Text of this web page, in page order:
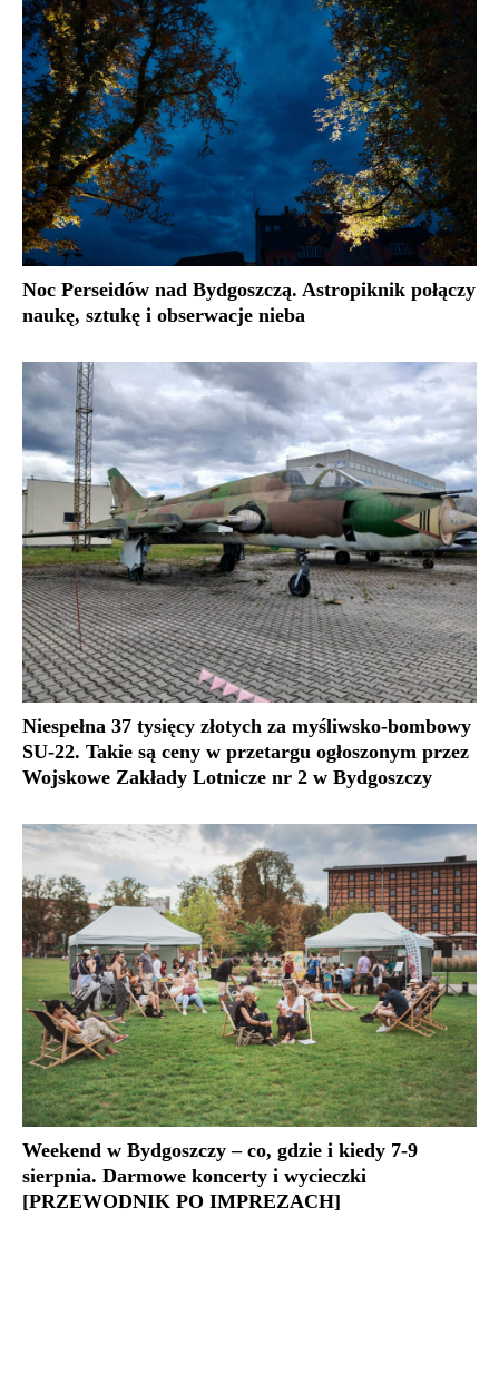
Noc Perseidów nad Bydgoszczą. Astropiknik połączy
naukę, sztukę i obserwacje nieba
Niespełna 37 tysięcy złotych za myśliwsko-bombowy
SU-22. Takie są ceny w przetargu ogłoszonym przez
Wojskowe Zakłady Lotnicze nr 2 w Bydgoszczy
Weekend w Bydgoszczy – co, gdzie i kiedy 7-9
sierpnia. Darmowe koncerty i wycieczki
[PRZEWODNIK PO IMPREZACH]